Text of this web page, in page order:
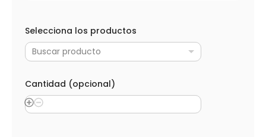
m
b
e
e
é
f
Selecciona los productos
Buscar producto
Cantidad (opcional)